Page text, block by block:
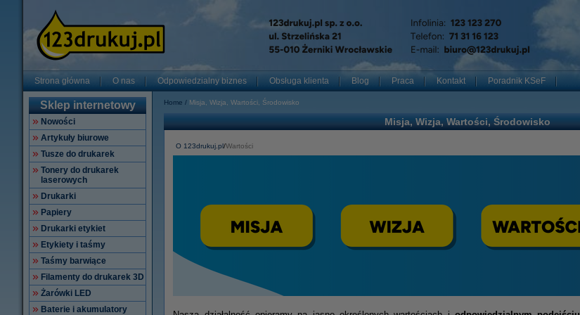
Strona główna O nas Odpowiedzialny biznes Obsługa klienta Blog Praca Kontakt Poradnik KSeF
Sklep internetowy
Nowości
Artykuły biurowe
Tusze do drukarek
Tonery do drukarek
laserowych
Drukarki
Papiery
Drukarki etykiet
Etykiety i taśmy
Taśmy barwiące
Filamenty do drukarek 3D
Żarówki LED
Baterie i akumulatory
Home Misja, Wizja, Wartości, Środowisko
Misja, Wizja, Wartości, Środowisko
O 123drukuj.pl/Wartości